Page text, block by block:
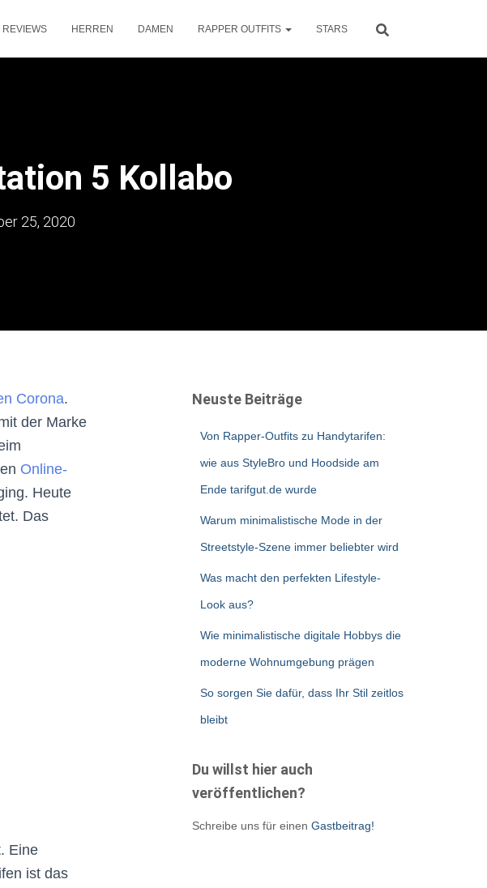
REVIEWS HERREN DAMEN RAPPER OUTFITS STARS
5 Kollabo
25, 2020
Corona.
der Marke
Online-
Heute
Das
Eine
ist das
Neuste Beiträge
Von Rapper-Outfits zu Handytarifen:
wie aus StyleBro und Hoodside am
Ende tarifgut.de wurde
Warum minimalistische Mode in der
Streetstyle-Szene immer beliebter wird
Was macht den perfekten Lifestyle-
Look aus?
Wie minimalistische digitale Hobbys die
moderne Wohnumgebung prägen
So sorgen Sie dafür, dass Ihr Stil zeitlos
bleibt
Du willst hier auch
veröffentlichen?
Schreibe uns für einen Gastbeitrag!